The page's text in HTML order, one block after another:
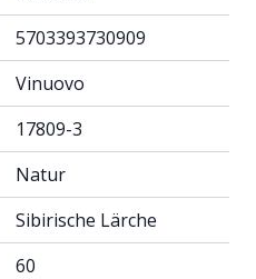
5703393730909
Vinuovo
17809-3
Natur
Sibirische Lärche
60